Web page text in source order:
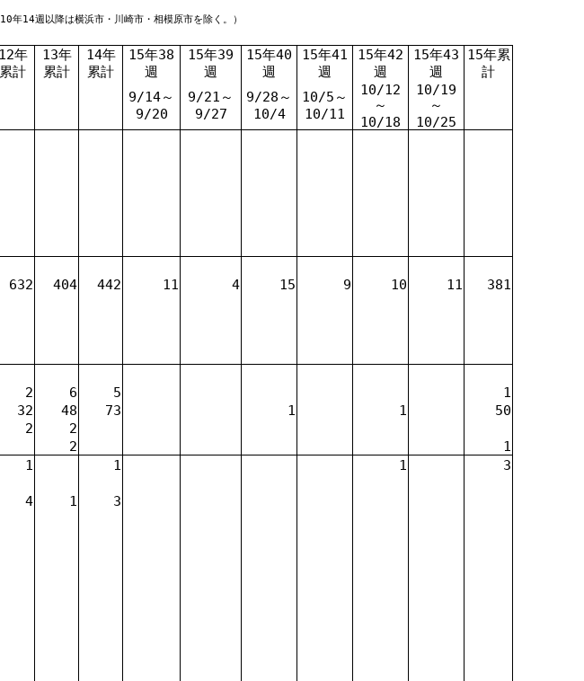
年14週以降は横浜市・川崎市・相模原市を除く。）
12年
累計
13年
累計
14年
累計
15年38
週
15年39
週
15年40
週
15年41
週
15年42
週
15年43
週
15年累
計
9/14～
9/20
9/21～
9/27
9/28～
10/4
10/5～
10/11
10/12
～
10/18
10/19
～
10/25
632 404 442 11 4 15 9 10 11
381
2 6 5
1
32 48 73 1 1
50
2
2
2 1
1 1 1
3
4 1
3